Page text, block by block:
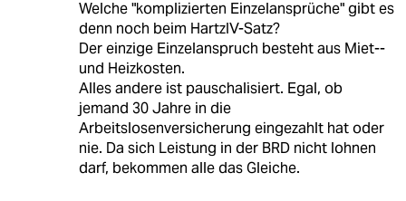
Welche "komplizierten Einzelansprüche" gibt es
denn noch beim HartzIV-Satz?
Der einzige Einzelanspruch besteht aus Miet--
und Heizkosten.
Alles andere ist pauschalisiert. Egal, ob
jemand 30 Jahre in die
Arbeitslosenversicherung eingezahlt hat oder
nie. Da sich Leistung in der BRD nicht lohnen
darf, bekommen alle das Gleiche.